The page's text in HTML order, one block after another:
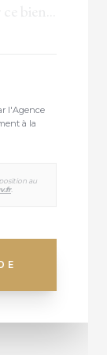
l'Agence
à la
au
.